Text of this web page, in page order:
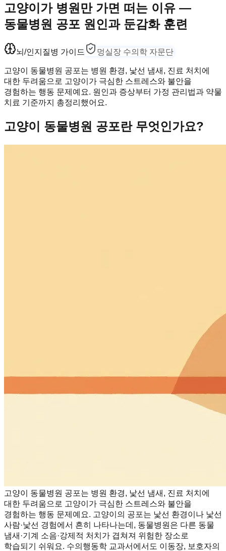
고양이가 병원만 가면 떠는 이유 —
동물병원 공포 원인과 둔감화 훈련
뇌/인지 질병 가이드 멍실장 수의학 자문단
고양이 동물병원 공포는 병원 환경, 낯선 냄새, 진료 처치에
대한 두려움으로 고양이가 극심한 스트레스와 불안을
경험하는 행동 문제예요. 원인과 증상부터 가정 관리법과 약물
치료 기준까지 총정리했어요.
고양이 동물병원 공포란 무엇인가요?
고양이 동물병원 공포는 병원 환경, 낯선 냄새, 진료 처치에
대한 두려움으로 고양이가 극심한 스트레스와 불안을
경험하는 행동 문제예요. 고양이의 공포는 낯선 환경이나 낯선
사람·낯선 경험에서 흔히 나타나는데, 동물병원은 다른 동물
냄새·기계 소음·강제적 처치가 겹쳐져 위험한 장소로
학습되기 쉬워요. 수의행동학 교과서에서도 이동장, 보호자의